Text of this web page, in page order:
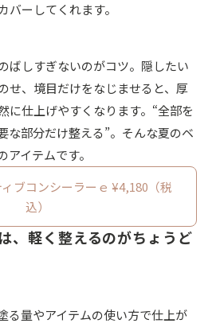
バーしてくれます。
ばしすぎないのがコツ。隠したい
せ、境目だけをなじませると、厚
に仕上げやすくなります。“全部を
な部分だけ整える”。そんな夏のベ
イテムです。
ブコンシーラーｅ ¥4,180（税
込）
、軽く整えるのがちょうど
る量やアイテムの使い方で仕上が